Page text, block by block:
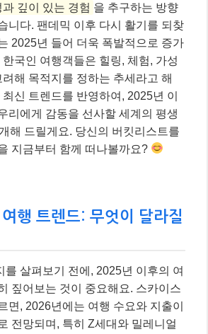
깊이 있는 경험 을 추구하는 방향
니다. 팬데믹 이후 다시 활기를 되찾
2025년 들어 더욱 폭발적으로 증가
국인 여행객들은 힐링, 체험, 가성
해 목적지를 정하는 추세라고 해
신 트렌드를 반영하여, 2025년 이
리에게 감동을 선사할 세계의 평생
해 드릴게요. 당신의 버킷리스트를
지금부터 함께 떠나볼까요?
행 트렌드: 무엇이 달라질
를 살펴보기 전에, 2025년 이후의 여
짚어보는 것이 중요해요. 스카이스
면, 2026년에는 여행 수요와 지출이
전망되며, 특히 Z세대와 밀레니얼